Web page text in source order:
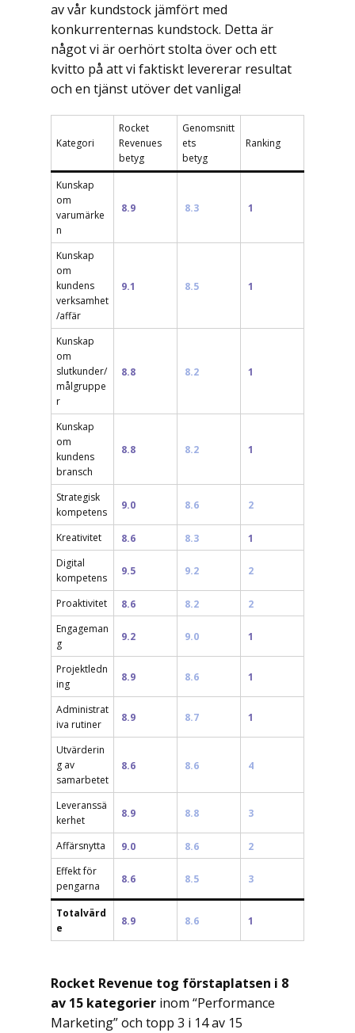
av vår kundstock jämfört med
konkurrenternas kundstock. Detta är
något vi är oerhört stolta över och ett
kvitto på att vi faktiskt levererar resultat
och en tjänst utöver det vanliga!
Kategori
Rocket
Revenues
betyg
Genomsnitt
ets
betyg
Ranking
Kunskap
om
varumärke
n
8.9 8.3 1
Kunskap
om
kundens
verksamhet
/affär
9.1 8.5 1
Kunskap
om
slutkunder/
målgruppe
r
8.8 8.2 1
Kunskap
om
kundens
bransch
8.8 8.2 1
Strategisk
kompetens
9.0 8.6 2
Kreativitet 8.6 8.3
1
Digital
kompetens
9.5 9.2 2
Proaktivitet 8.6 8.2
2
Engageman
g
9.2 9.0 1
Projektledn
ing
8.9 8.6 1
Administrat
iva rutiner
8.9 8.7 1
Utvärderin
g av
samarbetet
8.6 8.6 4
Leveranssä
kerhet
8.9 8.8 3
Affärsnytta 9.0 8.6
2
Effekt för
pengarna
8.6 8.5 3
Totalvärd
e
8.9 8.6 1
Rocket Revenue tog förstaplatsen i 8
av 15 kategorier inom “Performance
Marketing” och topp 3 i 14 av 15